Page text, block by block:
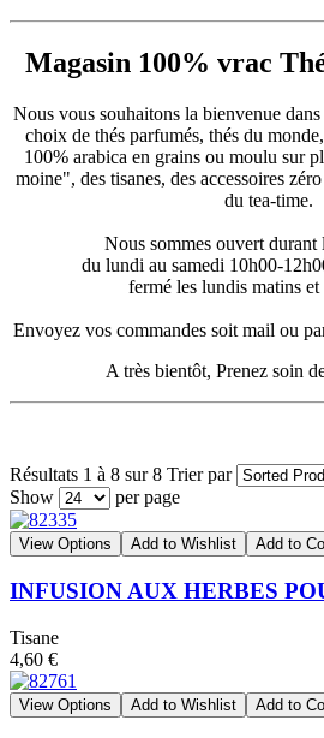
Magasin 100% vrac
Nous vous souhaitons la bienvenue
choix de thés parfumés, thés du
100% arabica en grains ou moulu sur
moine", des tisanes, des accessoires
du tea-time.
Nous sommes ouvert durant
du lundi au samedi 10h00-
fermé les lundis matins et
Envoyez vos commandes soit mail ou
A très bientôt, Prenez soin
Résultats 1 à 8 sur 8 Trier par
Show
per page
View Options Add to Wishlist Add to
INFUSION AUX HERBES
Tisane
4,60 €
View Options Add to Wishlist Add to